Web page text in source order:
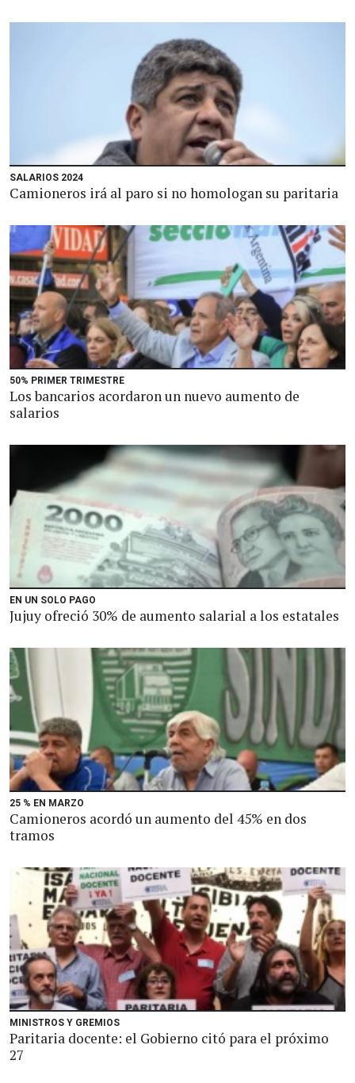
SALARIOS 2024
Camioneros irá al paro si no homologan su paritaria
50% PRIMER TRIMESTRE
Los bancarios acordaron un nuevo aumento de
salarios
EN UN SOLO PAGO
Jujuy ofreció 30% de aumento salarial a los estatales
25 % EN MARZO
Camioneros acordó un aumento del 45% en dos
tramos
MINISTROS Y GREMIOS
Paritaria docente: el Gobierno citó para el próximo
27